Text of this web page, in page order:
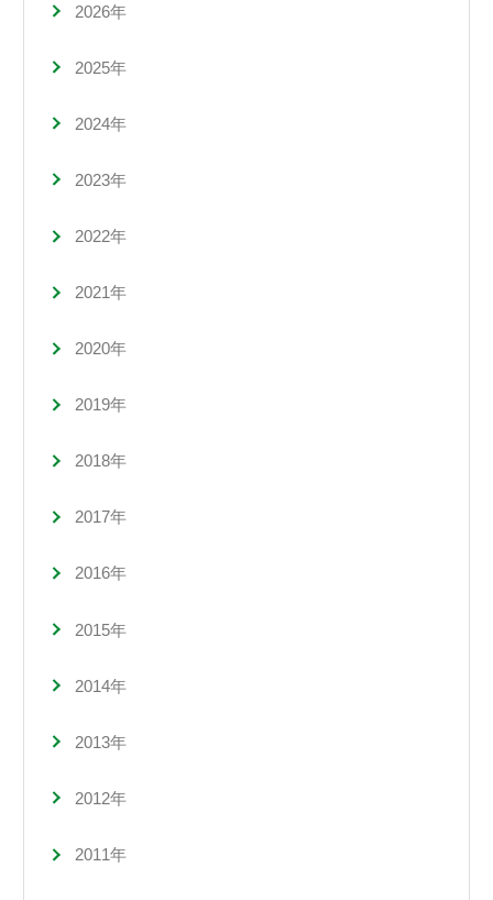
2026年
2025年
2024年
2023年
2022年
2021年
2020年
2019年
2018年
2017年
2016年
2015年
2014年
2013年
2012年
2011年